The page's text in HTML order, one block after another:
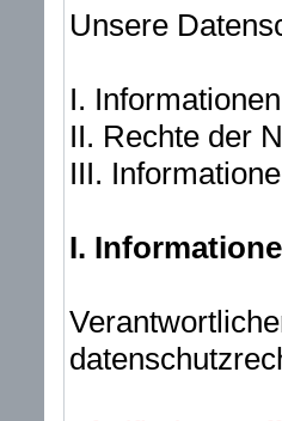
Unsere
I.
II. Rechte der
III.
I.